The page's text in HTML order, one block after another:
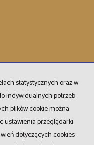
statystycznych oraz w
indywidualnych potrzeb
plików cookie można
ustawienia przeglądarki.
dotyczących cookies